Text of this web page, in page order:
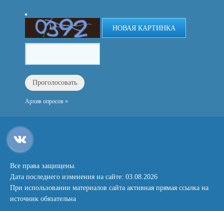
НОВАЯ КАРТИНКА
Архив опросов »
Все права защищены.
Дата последнего изменения на сайте: 03.08.2026
При использовании материалов сайта активная прямая ссылка на
источник обязательна